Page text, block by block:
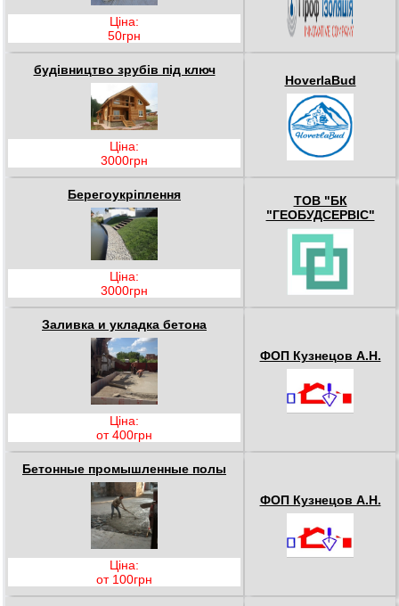
Ціна:
50грн
будівництво зрубів під ключ
Ціна:
3000грн
HoverlaBud
Берегоукріплення
Ціна:
3000грн
ТОВ "БК
"ГЕОБУДСЕРВІС"
Заливка и укладка бетона
Ціна:
от 400грн
ФОП Кузнецов А.Н.
Бетонные промышленные полы
Ціна:
от 100грн
ФОП Кузнецов А.Н.